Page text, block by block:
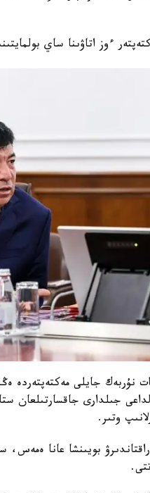
ءوز اتاۋىنا ساي
نۇربەك جايلى مەكتەپتەردە
جىلدارى جاقسارتىلعان
بويىنشا عانا